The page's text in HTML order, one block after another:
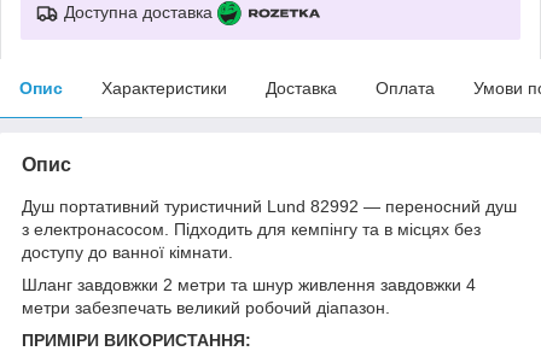
Доступна доставка
Опис Характеристики Доставка Оплата Умови
Опис
Душ портативний туристичний Lund 82992 — переносний душ
з електронасосом. Підходить для кемпінгу та в місцях без
доступу до ванної кімнати.
Шланг завдовжки 2 метри та шнур живлення завдовжки 4
метри забезпечать великий робочий діапазон.
ПРИМІРИ ВИКОРИСТАННЯ: